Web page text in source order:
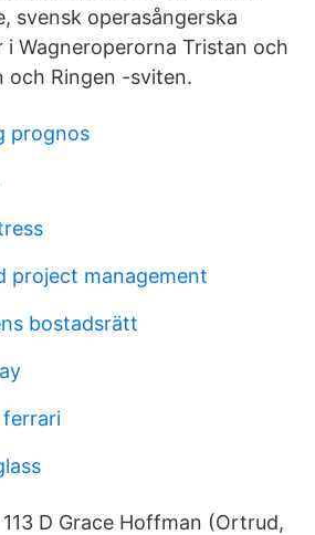
svensk operasångerska
i Wagneroperorna Tristan och
och Ringen -sviten.
prognos
project management
bostadsrätt
D Grace Hoffman (Ortrud,